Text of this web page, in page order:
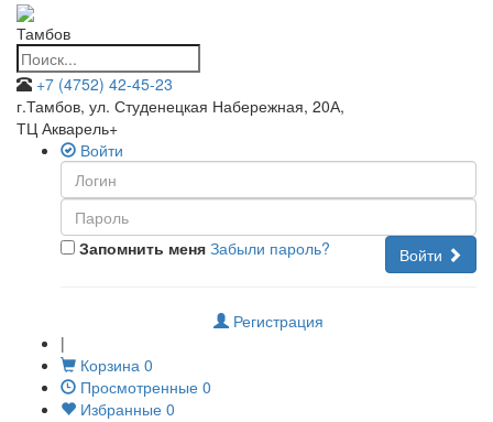
Тамбов
+7 (4752) 42-45-23
г.Тамбов, ул. Студенецкая Набережная, 20А,
ТЦ Акварель+
Войти
Запомнить меня Войти
Забыли пароль?
Регистрация
|
Корзина 0
Просмотренные 0
Избранные 0